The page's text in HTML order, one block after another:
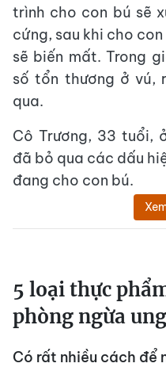
trình cho con bú sẽ
cứng, sau khi cho
sẽ biến mất. Trong
số tổn thương ở vú,
qua.
Cô Trương, 33 tuổi,
đã bỏ qua các dấu
đang cho con bú.
5 loại thực
phòng ngừa
Có rất nhiều cách để